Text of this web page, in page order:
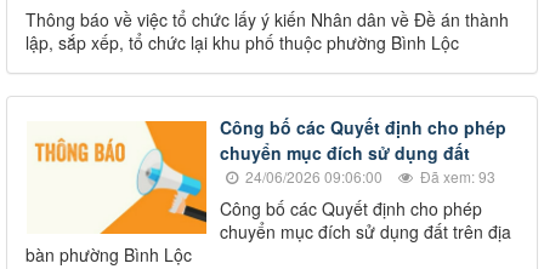
Thông báo về việc tổ chức lấy ý kiến Nhân dân về Đề án thành
lập, sắp xếp, tổ chức lại khu phố thuộc phường Bình Lộc
Công bố các Quyết định cho phép
chuyển mục đích sử dụng đất
24/06/2026 09:06:00 Đã xem: 93
Công bố các Quyết định cho phép
chuyển mục đích sử dụng đất trên địa
bàn phường Bình Lộc